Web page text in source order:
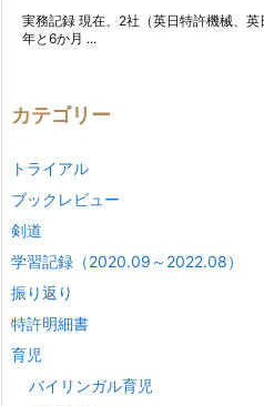
実務記録 現在、2社（英日特許機械、
年と6か月 ...
カテゴリー
トライアル
ブックレビュー
剣道
学習記録（2020.09～2022.08）
振り返り
特許明細書
育児
バイリンガル育児